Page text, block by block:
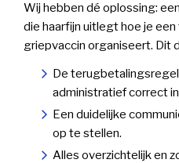
Wij hebben dé oplossing:
die haarfijn uitlegt hoe je
griepvaccin organiseert. Dit
De
administratief correct
Een duidelijke
op te stellen.
Alles overzichtelijk en